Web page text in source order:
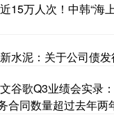
15万人次！中韩“海
水泥：关于公司债
谷歌Q3业绩会实录
合同数量超过去年两